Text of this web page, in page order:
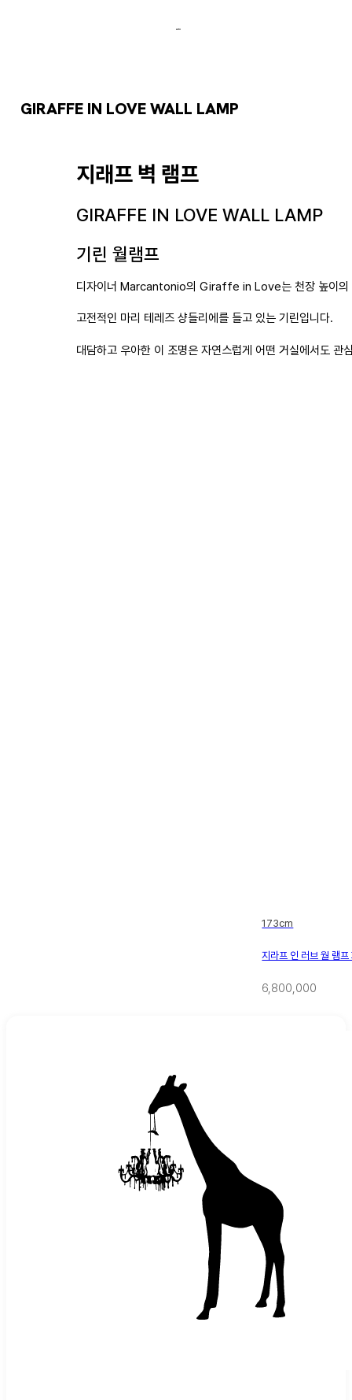
GIRAFFE IN LOVE WALL LAMP
지래프 벽 램프
GIRAFFE IN LOVE WALL LAMP
기린 월램프
디자이너 Marcantonio의 Giraffe in Love는 천장 높이의
고전적인 마리 테레즈 샹들리에를 들고 있는 기린입니다.
대담하고 우아한 이 조명은 자연스럽게 어떤 거실에서도 관
173cm
지라프 인 러브 월 램프
6,800,000